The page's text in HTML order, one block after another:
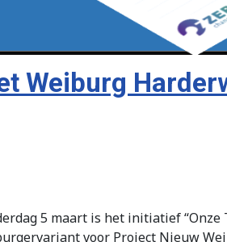
Weiburg
5 maart is het initiatief
voor Project Nieuw